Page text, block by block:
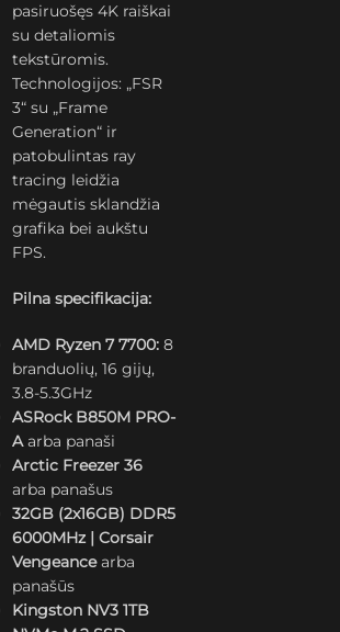
pasiruošęs 4K raiškai
su detaliomis
tekstūromis.
Technologijos: „FSR
3“ su „Frame
Generation“ ir
patobulintas ray
tracing leidžia
mėgautis sklandžia
grafika bei aukštu
FPS.
Pilna specifikacija:
AMD Ryzen 7 7700:8
branduolių, 16 gijų,
3.8-5.3GHz
ASRock B850M PRO-
Aarba panaši
Arctic Freezer 36
arba panašus
32GB (2x16GB) DDR5
6000MHz | Corsair
Vengeancearba
panašūs
Kingston NV3 1TB